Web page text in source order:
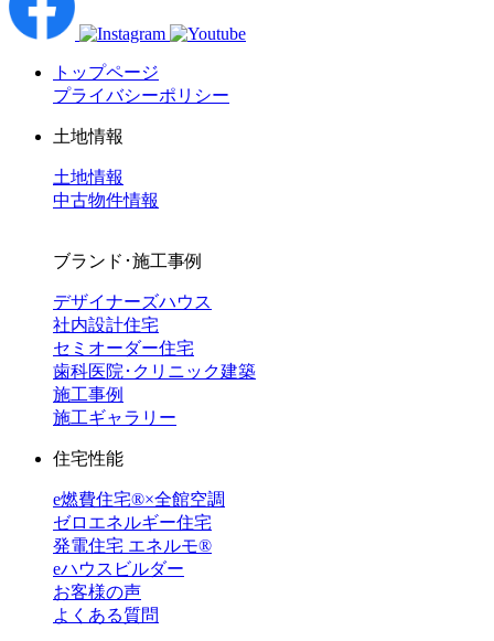
トップページ
プライバシーポリシー
土地情報
土地情報
中古物件情報
ブランド･施工事例
デザイナーズハウス
社内設計住宅
セミオーダー住宅
歯科医院･クリニック建築
施工事例
施工ギャラリー
住宅性能
e燃費住宅®︎×全館空調
ゼロエネルギー住宅
発電住宅 エネルモ®
eハウスビルダー
お客様の声
よくある質問